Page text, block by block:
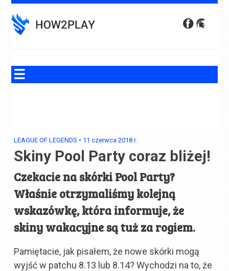
to
content
LEAGUE OF LEGENDS • 11 czerwca 2018 r.
Skiny Pool Party coraz bliżej!
Czekacie na skórki Pool Party?
Właśnie otrzymaliśmy kolejną
wskazówkę, która informuje, że
skiny wakacyjne są tuż za rogiem.
Pamiętacie, jak pisałem, że nowe skórki mogą
wyjść w patchu 8.13 lub 8.14? Wychodzi na to, że